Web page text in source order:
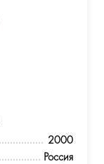
2000
Россия